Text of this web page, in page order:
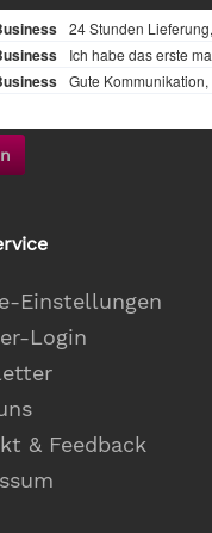
Einstellungen
Login
& Feedback